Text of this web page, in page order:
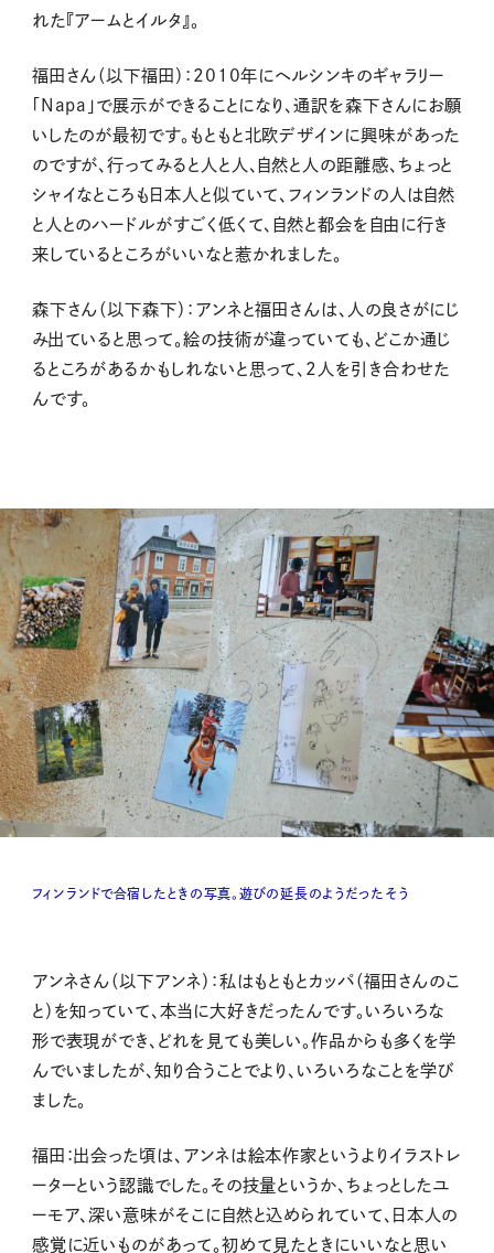
れた『アームとイルタ』。
福田さん（以下福田）：2010年にヘルシンキのギャラリー
「Napa」で展示ができることになり、通訳を森下さんにお願
いしたのが最初です。もともと北欧デザインに興味があった
のですが、行ってみると 人と人、自然と人の距離感、ちょっと
シャイなところも日本人と似ていて、フィンランドの人は自然
と人とのハードルがすごく低くて、自然と都会を自由に行き
来しているところがいいなと惹かれました。
森下さん（以下森下）：アンネと福田さんは、人の良さがにじ
み出ていると思って。絵の技術が違っていても、どこか通じ
るところがあるかもしれないと思って、2人を引き合わせた
んです。
フィンランドで合宿したときの写真。遊びの延長のようだったそう
アンネさん（以下アンネ）：私はもともとカッパ（福田さんのこ
と）を知っていて、本当に大好きだったんです。いろいろな
形で表現ができ、どれを見ても美しい。作品からも多くを学
んでいましたが、知り合うことでより、いろいろなことを学び
ました。
福田：出会った頃は、アンネは絵本作家というよりイラストレ
ーターという認識でした。その技量というか、ちょっとしたユ
ーモア、深い意味がそこに自然と込められていて、日本人の
感覚に近いものがあって。初めて見たときにいいなと思い